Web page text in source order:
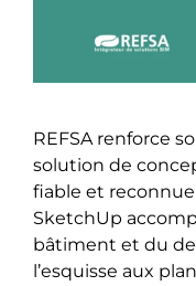
REFSA renforce
solution de
fiable et reconnue
SketchUp
bâtiment et du
l’esquisse aux